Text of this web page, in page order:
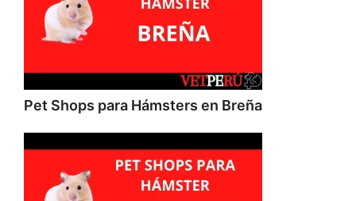
Pet Shops para Hámsters en Breña